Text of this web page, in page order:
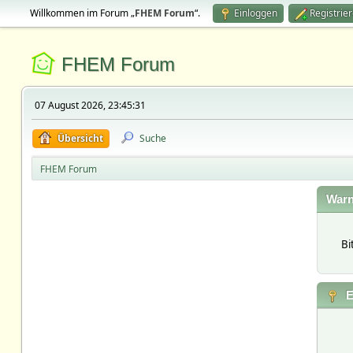
Willkommen im Forum „FHEM Forum“. Einloggen
FHEM Forum
07 August 2026, 23:45:31
Übersicht Suche
FHEM Forum